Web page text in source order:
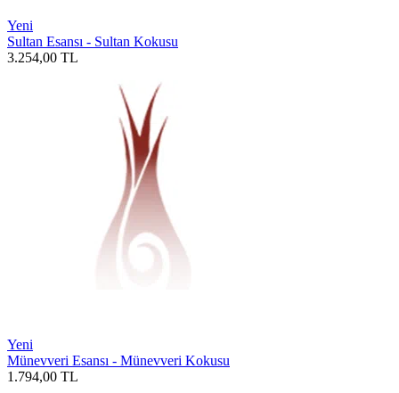
Yeni
Sultan Esansı - Sultan Kokusu
3.254,00 TL
Yeni
Münevveri Esansı - Münevveri Kokusu
1.794,00 TL